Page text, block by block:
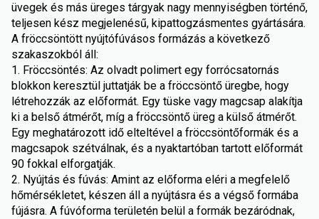
üvegek és más üreges tárgyak nagy mennyiségben történő,
teljesen kész megjelenésű, kipattogzásmentes gyártására.
A fröccsöntött nyújtófúvásos formázás a következő
szakaszokból áll:
1. Fröccsöntés: Az olvadt polimert egy forrócsatornás
blokkon keresztül juttatják be a fröccsöntő üregbe, hogy
létrehozzák az előformát. Egy tüske vagy magcsap alakítja
ki a belső átmérőt, míg a fröccsöntő üreg a külső átmérőt.
Egy meghatározott idő elteltével a fröccsöntőformák és a
magcsapok szétválnak, és a nyaktartóban tartott előformát
90 fokkal elforgatják.
2. Nyújtás és fúvás: Amint az előforma eléri a megfelelő
hőmérsékletet, készen áll a nyújtásra és a végső formába
fújásra. A fúvóforma területén belül a formák bezáródnak,